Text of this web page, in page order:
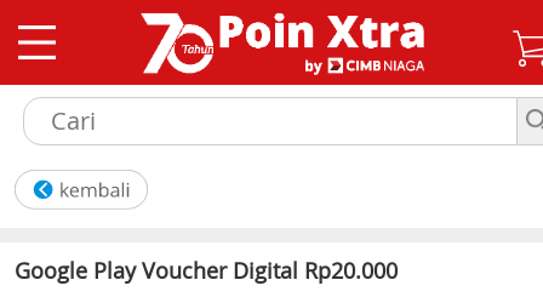
Google Play Voucher Digital Rp20.000